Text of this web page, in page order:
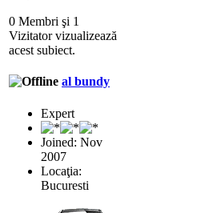
0 Membri şi 1
Vizitator vizualizează
acest subiect.
al bundy
Expert
Joined: Nov
2007
Locaţia:
Bucuresti